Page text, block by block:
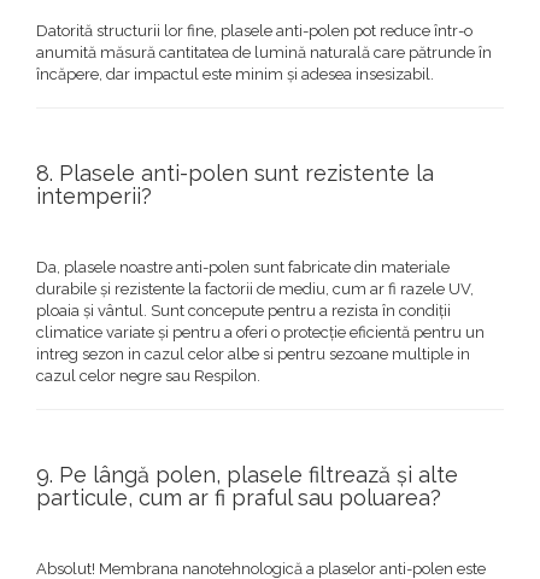
Datorită structurii lor fine, plasele anti-polen pot reduce într-o
anumită măsură cantitatea de lumină naturală care pătrunde în
încăpere, dar impactul este minim și adesea insesizabil.
8. Plasele anti-polen sunt rezistente la
intemperii?
Da, plasele noastre anti-polen sunt fabricate din materiale
durabile și rezistente la factorii de mediu, cum ar fi razele UV,
ploaia și vântul. Sunt concepute pentru a rezista în condiții
climatice variate și pentru a oferi o protecție eficientă pentru un
intreg sezon in cazul celor albe si pentru sezoane multiple in
cazul celor negre sau Respilon.
9. Pe lângă polen, plasele filtrează și alte
particule, cum ar fi praful sau poluarea?
Absolut! Membrana nanotehnologică a plaselor anti-polen este